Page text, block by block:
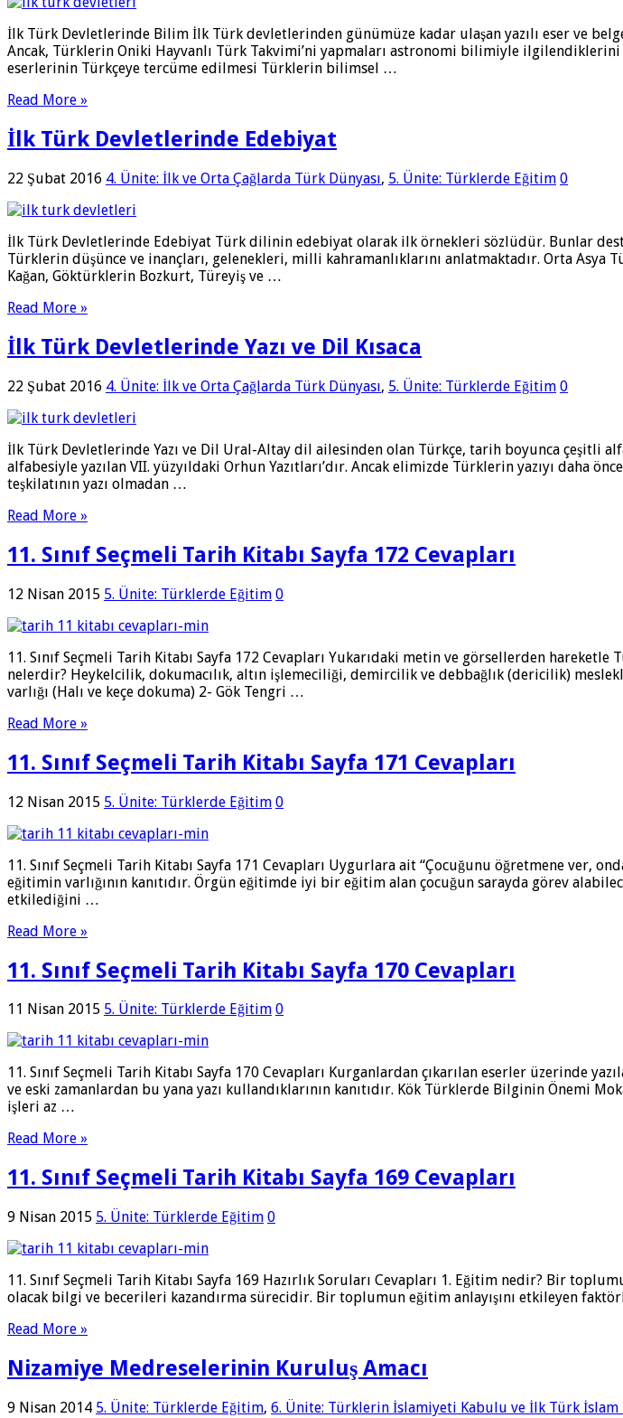
İlk Türk Devletlerinde Bilim İlk Türk devletlerinden günümüze kadar ulaşan yazılı eser ve
Ancak, Türklerin Oniki Hayvanlı Türk Takvimi’ni yapmaları astronomi bilimiyle
eserlerinin Türkçeye tercüme edilmesi Türklerin bilimsel …
Read More »
İlk Türk Devletlerinde Edebiyat
22 Şubat 2016 4. Ünite: İlk ve Orta Çağlarda Türk Dünyası, 5. Ünite: Türklerde Eğitim 0
İlk Türk Devletlerinde Edebiyat Türk dilinin edebiyat olarak ilk örnekleri sözlüdür. Bunlar
Türklerin düşünce ve inançları, gelenekleri, milli kahramanlıklarını anlatmaktadır. Orta
Kağan, Göktürklerin Bozkurt, Türeyiş ve …
Read More »
İlk Türk Devletlerinde Yazı ve Dil Kısaca
22 Şubat 2016 4. Ünite: İlk ve Orta Çağlarda Türk Dünyası, 5. Ünite: Türklerde Eğitim 0
İlk Türk Devletlerinde Yazı ve Dil Ural-Altay dil ailesinden olan Türkçe, tarih boyunca çeşitli
alfabesiyle yazılan VII. yüzyıldaki Orhun Yazıtları’dır. Ancak elimizde Türklerin yazıyı
teşkilatının yazı olmadan …
Read More »
11. Sınıf Seçmeli Tarih Kitabı Sayfa 172 Cevapları
12 Nisan 2015 5. Ünite: Türklerde Eğitim 0
11. Sınıf Seçmeli Tarih Kitabı Sayfa 172 Cevapları Yukarıdaki metin ve görsellerden
nelerdir? Heykelcilik, dokumacılık, altın işlemeciliği, demircilik ve debbağlık (dericilik)
varlığı (Halı ve keçe dokuma) 2- Gök Tengri …
Read More »
11. Sınıf Seçmeli Tarih Kitabı Sayfa 171 Cevapları
12 Nisan 2015 5. Ünite: Türklerde Eğitim 0
11. Sınıf Seçmeli Tarih Kitabı Sayfa 171 Cevapları Uygurlara ait “Çocuğunu öğretmene ver,
eğitimin varlığının kanıtıdır. Örgün eğitimde iyi bir eğitim alan çocuğun sarayda görev
etkilediğini …
Read More »
11. Sınıf Seçmeli Tarih Kitabı Sayfa 170 Cevapları
11 Nisan 2015 5. Ünite: Türklerde Eğitim 0
11. Sınıf Seçmeli Tarih Kitabı Sayfa 170 Cevapları Kurganlardan çıkarılan eserler üzerinde
ve eski zamanlardan bu yana yazı kullandıklarının kanıtıdır. Kök Türklerde Bilginin Önemi
işleri az …
Read More »
11. Sınıf Seçmeli Tarih Kitabı Sayfa 169 Cevapları
9 Nisan 2015 5. Ünite: Türklerde Eğitim 0
11. Sınıf Seçmeli Tarih Kitabı Sayfa 169 Hazırlık Soruları Cevapları 1. Eğitim nedir? Bir
olacak bilgi ve becerileri kazandırma sürecidir. Bir toplumun eğitim anlayışını etkileyen
Read More »
Nizamiye Medreselerinin Kuruluş Amacı
9 Nisan 2014 5. Ünite: Türklerde Eğitim, 6. Ünite: Türklerin İslamiyeti Kabulu ve İlk Türk